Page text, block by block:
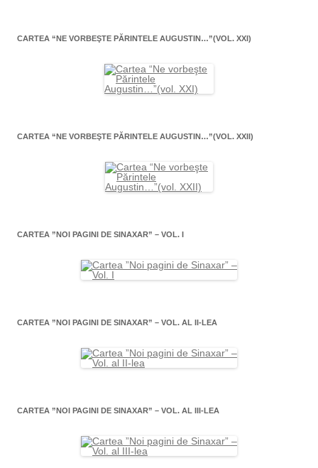
CARTEA “NE VORBEŞTE PĂRINTELE AUGUSTIN…”(VOL. XXI)
CARTEA “NE VORBEŞTE PĂRINTELE AUGUSTIN…”(VOL. XXII)
CARTEA ”NOI PAGINI DE SINAXAR” – VOL. I
CARTEA ”NOI PAGINI DE SINAXAR” – VOL. AL II-LEA
CARTEA ”NOI PAGINI DE SINAXAR” – VOL. AL III-LEA